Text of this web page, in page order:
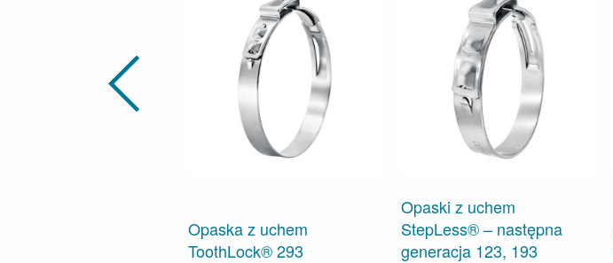
Opaska z uchem
ToothLock® 293
Opaski z uchem
StepLess® – następna
generacja 123, 193